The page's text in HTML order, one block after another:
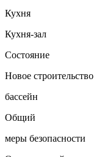
Кухня
Кухня-зал
Состояние
Новое строительство
бассейн
Общий
меры безопасности